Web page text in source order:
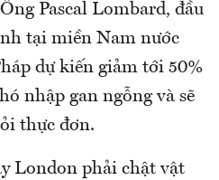
Pascal Lombard, đầu
tại miền Nam nước
dự kiến giảm tới 50%
nhập gan ngỗng và sẽ
thực đơn.
London phải chật vật